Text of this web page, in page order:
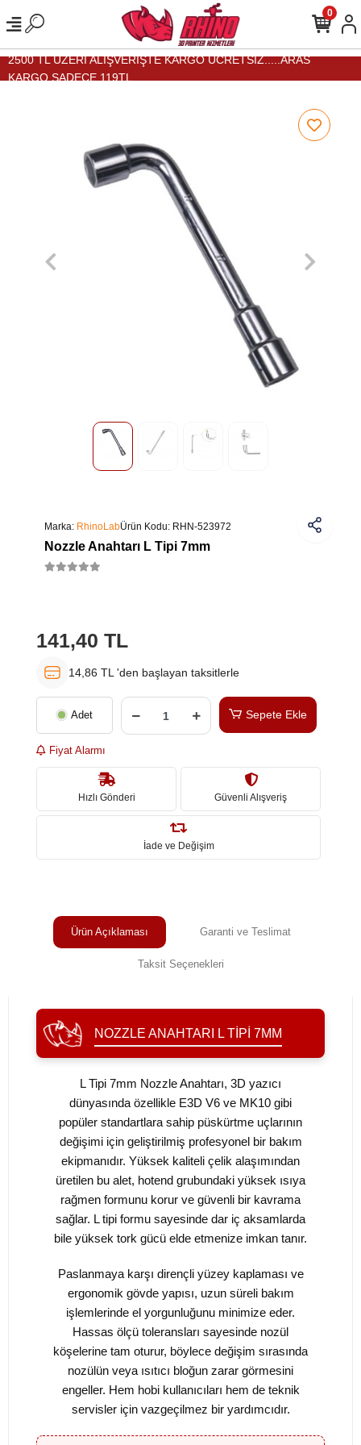
2500 TL ÜZERİ ALIŞVERİŞTE KARGO ÜCRETSİZ.....ARAS
KARGO SADECE 119TL...
0
Marka: RhinoLabÜrün Kodu: RHN-523972
Nozzle Anahtarı L Tipi 7mm
141,40 TL
14,86 TL 'den başlayan taksitlerle
Adet Sepete Ekle
Fiyat Alarmı
Hızlı Gönderi Güvenli Alışveriş
İade ve Değişim
Ürün Açıklaması Garanti ve Teslimat
Taksit Seçenekleri
NOZZLE ANAHTARI L TIPI 7MM
L Tipi 7mm Nozzle Anahtarı, 3D yazıcı
dünyasında özellikle E3D V6 ve MK10 gibi
popüler standartlara sahip püskürtme uçlarının
değişimi için geliştirilmiş profesyonel bir bakım
ekipmanıdır. Yüksek kaliteli çelik alaşımından
üretilen bu alet, hotend grubundaki yüksek ısıya
rağmen formunu korur ve güvenli bir kavrama
sağlar. L tipi formu sayesinde dar iç aksamlarda
bile yüksek tork gücü elde etmenize imkan tanır.
Paslanmaya karşı dirençli yüzey kaplaması ve
ergonomik gövde yapısı, uzun süreli bakım
işlemlerinde el yorgunluğunu minimize eder.
Hassas ölçü toleransları sayesinde nozül
köşelerine tam oturur, böylece değişim sırasında
nozülün veya ısıtıcı bloğun zarar görmesini
engeller. Hem hobi kullanıcıları hem de teknik
servisler için vazgeçilmez bir yardımcıdır.